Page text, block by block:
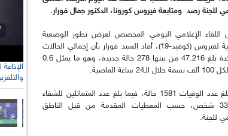
للجنة رصد ومتابعة فيروس كورونا، الدكتور جمال فورار.
اللقاء الإعلامي اليومي المخصص لعرض تطور الوضعية
الوبائية لفيروس (كوفيد-19)، أفاد السيد فورار بأن إجمالي الحالات
المؤكدة بلغ 47.216 من بينها 278 حالة جديدة، وهو ما يمثل 0.6
ساعة الماضية.
كما بلغ عدد الوفيات 1581 حالة، فيما بلغ عدد المتماثلين للشفاء
33.379 شخص، حسب المعطيات المقدمة من قبل الناطق
للجنة.